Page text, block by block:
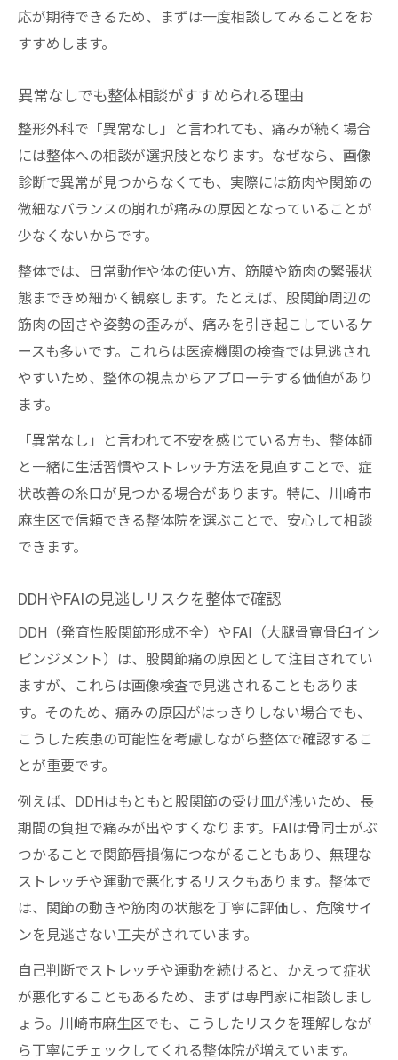
応が期待できるため、まずは一度相談してみることをお
すすめします。
異常なしでも整体相談がすすめられる理由
整形外科で「異常なし」と言われても、痛みが続く場合
には整体への相談が選択肢となります。なぜなら、画像
診断で異常が見つからなくても、実際には筋肉や関節の
微細なバランスの崩れが痛みの原因となっていることが
少なくないからです。
整体では、日常動作や体の使い方、筋膜や筋肉の緊張状
態まできめ細かく観察します。たとえば、股関節周辺の
筋肉の固さや姿勢の歪みが、痛みを引き起こしているケ
ースも多いです。これらは医療機関の検査では見逃され
やすいため、整体の視点からアプローチする価値があり
ます。
「異常なし」と言われて不安を感じている方も、整体師
と一緒に生活習慣やストレッチ方法を見直すことで、症
状改善の糸口が見つかる場合があります。特に、川崎市
麻生区で信頼できる整体院を選ぶことで、安心して相談
できます。
DDHやFAIの見逃しリスクを整体で確認
DDH（発育性股関節形成不全）やFAI（大腿骨寛骨臼イン
ピンジメント）は、股関節痛の原因として注目されてい
ますが、これらは画像検査で見逃されることもありま
す。そのため、痛みの原因がはっきりしない場合でも、
こうした疾患の可能性を考慮しながら整体で確認するこ
とが重要です。
例えば、DDHはもともと股関節の受け皿が浅いため、長
期間の負担で痛みが出やすくなります。FAIは骨同士がぶ
つかることで関節唇損傷につながることもあり、無理な
ストレッチや運動で悪化するリスクもあります。整体で
は、関節の動きや筋肉の状態を丁寧に評価し、危険サイ
ンを見逃さない工夫がされています。
自己判断でストレッチや運動を続けると、かえって症状
が悪化することもあるため、まずは専門家に相談しまし
ょう。川崎市麻生区でも、こうしたリスクを理解しなが
ら丁寧にチェックしてくれる整体院が増えています。